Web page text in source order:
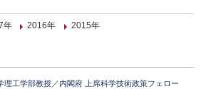
年 2016年 2015年
理工学部教授／内閣府 上席科学技術政策フェロー